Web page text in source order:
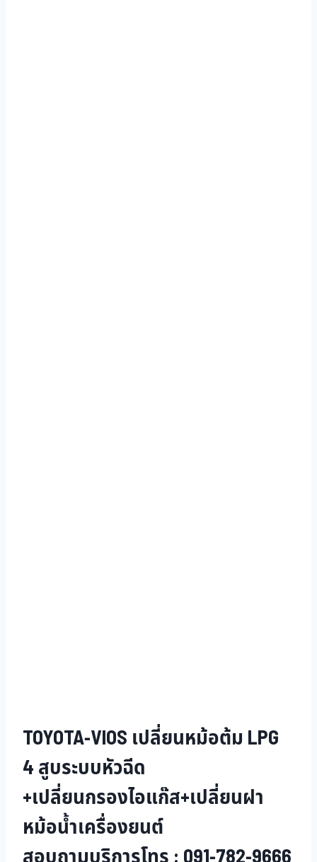
TOYOTA-VIOS เปลี่ยนหม้อต้ม LPG
4 สูบระบบหัวฉีด
+เปลี่ยนกรองไอแก๊ส+เปลี่ยนฝา
หม้อน้ำเครื่องยนต์